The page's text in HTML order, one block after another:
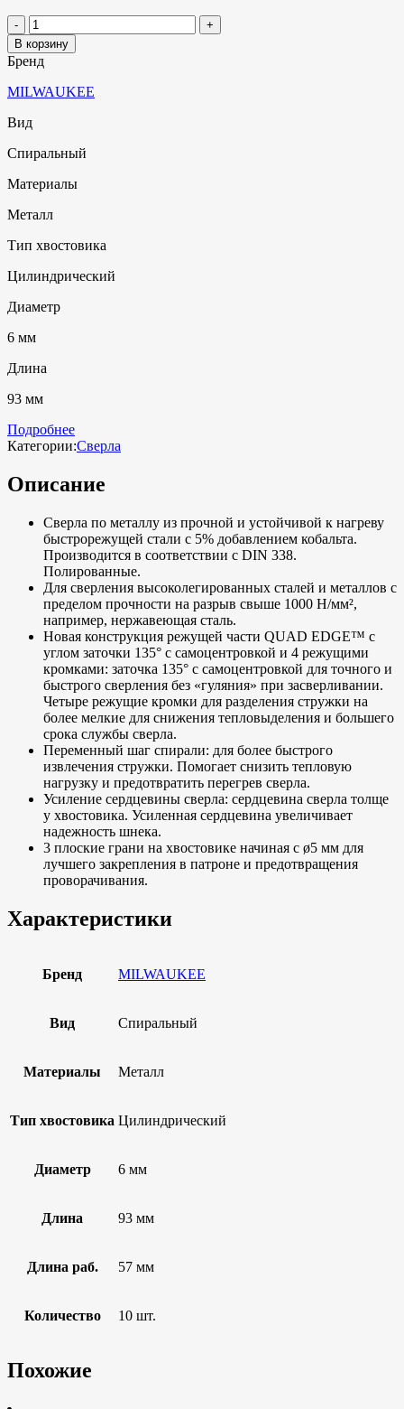
В корзину
Бренд
MILWAUKEE
Вид
Спиральный
Материалы
Металл
Тип хвостовика
Цилиндрический
Диаметр
6 мм
Длина
93 мм
Подробнее
Категории:Сверла
Описание
Сверла по металлу из прочной и устойчивой к нагреву
быстрорежущей стали с 5% добавлением кобальта.
Производится в соответствии с DIN 338.
Полированные.
Для сверления высоколегированных сталей и металлов с
пределом прочности на разрыв свыше 1000 Н/мм²,
например, нержавеющая сталь.
Новая конструкция режущей части QUAD EDGE™ с
углом заточки 135° с самоцентровкой и 4 режущими
кромками: заточка 135° с самоцентровкой для точного и
быстрого сверления без «гуляния» при засверливании.
Четыре режущие кромки для разделения стружки на
более мелкие для снижения тепловыделения и большего
срока службы сверла.
Переменный шаг спирали: для более быстрого
извлечения стружки. Помогает снизить тепловую
нагрузку и предотвратить перегрев сверла.
Усиление сердцевины сверла: сердцевина сверла толще
у хвостовика. Усиленная сердцевина увеличивает
надежность шнека.
3 плоские грани на хвостовике начиная с ø5 мм для
лучшего закрепления в патроне и предотвращения
проворачивания.
Характеристики
Бренд MILWAUKEE
Вид Спиральный
Материалы Металл
Тип хвостовика Цилиндрический
Диаметр 6 мм
Длина 93 мм
Длина раб. 57 мм
Количество 10 шт.
Похожие